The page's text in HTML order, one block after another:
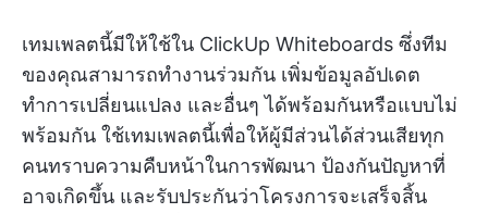
เทมเพลตนี้มีให้ใช้ใน ClickUp Whiteboards ซึ่งทีม
ของคุณสามารถทำงานร่วมกัน เพิ่มข้อมูลอัปเดต
ทำการเปลี่ยนแปลง และอื่นๆ ได้พร้อมกันหรือแบบไม่
พร้อมกัน ใช้เทมเพลตนี้เพื่อให้ผู้มีส่วนได้ส่วนเสียทุก
คนทราบความคืบหน้าในการพัฒนา ป้องกันปัญหาที่
อาจเกิดขึ้น และรับประกันว่าโครงการจะเสร็จสิ้น